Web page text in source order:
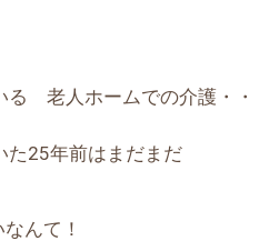
る 老人ホームでの介護・・
25年前はまだまだ
んて！